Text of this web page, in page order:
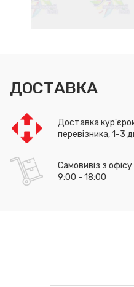
ДОСТАВКА
Доставка
перевізника, 1-3
Самовивіз з
9:00 - 18:00